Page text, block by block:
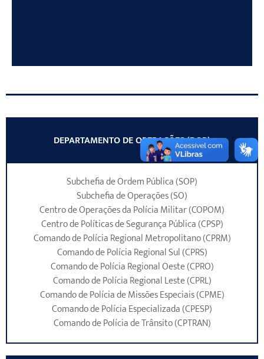
DEPARTAMENTO DE OPERAÇÕES (DOP)
Subchefia de Ordem Pública (SOP)
Subchefia de Operações (SO)
Centro de Operações da Polícia Militar (COPOM)
Centro de Políticas de Segurança Pública (CPSP)
Comando de Polícia Regional Metropolitano (CPRM)
Comando de Polícia Regional Sul (CPRS)
Comando de Polícia Regional Oeste (CPRO)
Comando de Polícia Regional Leste (CPRL)
Comando de Polícia de Missões Especiais (CPME)
Comando de Polícia Especializada (CPESP)
Comando de Polícia de Trânsito (CPTRAN)